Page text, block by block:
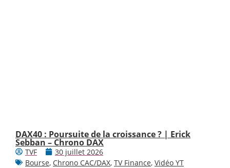
DAX40 : Poursuite de la croissance ? | Erick
Sebban – Chrono DAX
TVF
30 juillet 2026
Bourse, Chrono CAC/DAX, TV Finance, Vidéo YT